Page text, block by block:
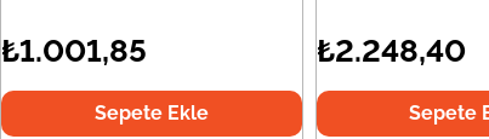
₺1.001,85
Sepete Ekle
₺2.248,40
Sepete